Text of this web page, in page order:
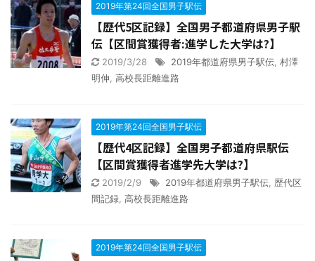
2019年第24回全国男子駅伝
【歴代5区記録】全国男子都道府県男子駅
伝【区間賞獲得者:進学した大学は?】
2019/3/28 2019年都道府県男子駅伝 村澤
明伸 高校長距離進路
2019年第24回全国男子駅伝
【歴代4区記録】全国男子都道府県駅伝
【区間賞獲得者進学先大学は?】
2019/2/9 2019年都道府県男子駅伝 歴代区
間記録 高校長距離進路
2019年第24回全国男子駅伝